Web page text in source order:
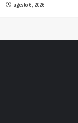
agosto 6, 2026